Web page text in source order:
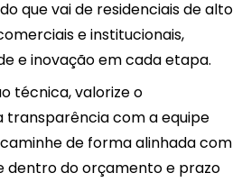
que vai de residenciais de alto
e institucionais,
e inovação em cada etapa.
técnica, valorize o
transparência com a equipe
de forma alinhada com
dentro do orçamento e prazo